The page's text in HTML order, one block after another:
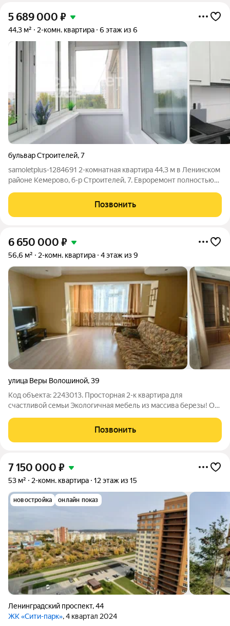
5 689 000 ₽
44,3 м² 2-комн. квартира 6 этаж из 6
бульвар Строителей,7
samoletplus-1284691 2-комнатная квартира 44,3 м в Ленинском
районе Кемерово, б-р Строителей, 7. Евроремонт полностью
окна, входная и межкомнатные двери. Ламинат в комнатах,
плитка в прихожей,
Позвонить
6 650 000 ₽
56,6 м² 2-комн. квартира 4 этаж из 9
улица Веры Волошиной,39
Код объекта: 2243013. Просторная 2-к квартира для
счастливой семьи Экологичная мебель из массива березы! О
спокойный, обжитый и зеленый район, идеально подходящий
для воспитания детей. Ваша
Позвонить
7 150 000 ₽
53 м² 2-комн. квартира 12 этаж из 15
новостройка онлайн показ
Ленинградский проспект,44
ЖК «Сити-парк», 4 квартал 2024